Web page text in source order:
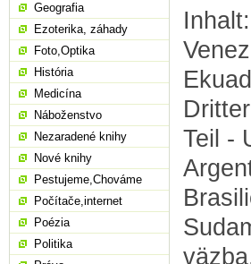
Teil -
Geografia
Ezoterika, záhady
Foto,Optika
História
Medicína
Náboženstvo
Nezaradené knihy
Nové knihy
Pestujeme,Chováme
Počítače,internet
Poézia
Politika